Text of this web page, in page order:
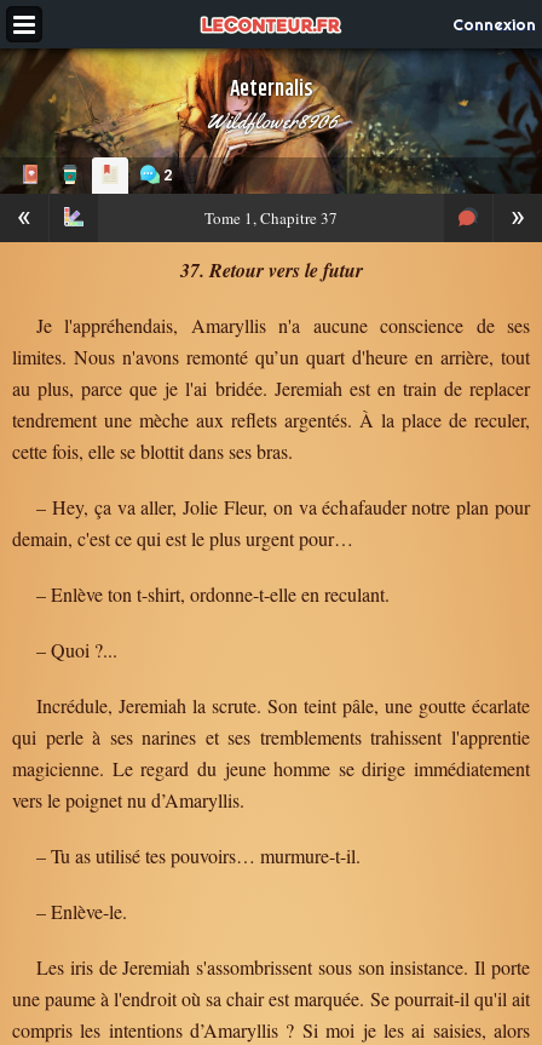
Connexion
Aeternalis
Wildflower8906
2
« »
Tome 1, Chapitre 37
37. Retour vers le futur
Je l'appréhendais, Amaryllis n'a aucune conscience de ses
limites. Nous n'avons remonté qu’un quart d'heure en arrière, tout
au plus, parce que je l'ai bridée. Jeremiah est en train de replacer
tendrement une mèche aux reflets argentés. À la place de reculer,
cette fois, elle se blottit dans ses bras.
– Hey, ça va aller, Jolie Fleur, on va échafauder notre plan pour
demain, c'est ce qui est le plus urgent pour…
– Enlève ton t-shirt, ordonne-t-elle en reculant.
– Quoi ?...
Incrédule, Jeremiah la scrute. Son teint pâle, une goutte écarlate
qui perle à ses narines et ses tremblements trahissent l'apprentie
magicienne. Le regard du jeune homme se dirige immédiatement
vers le poignet nu d’Amaryllis.
– Tu as utilisé tes pouvoirs… murmure-t-il.
– Enlève-le.
Les iris de Jeremiah s'assombrissent sous son insistance. Il porte
une paume à l'endroit où sa chair est marquée. Se pourrait-il qu'il ait
compris les intentions d’Amaryllis ? Si moi je les ai saisies, alors